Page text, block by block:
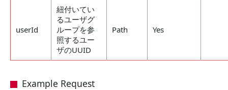
userId
紐付いてい
るユーザグ
ループを参
照するユー
ザのUUID
Path Yes
Example Request